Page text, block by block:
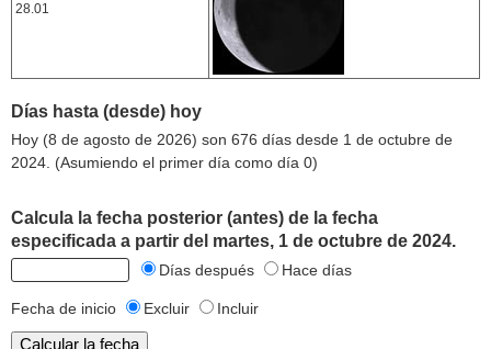
28.01
Días hasta (desde) hoy
Hoy (8 de agosto de 2026) son 676 días desde 1 de octubre de
2024. (Asumiendo el primer día como día 0)
Calcula la fecha posterior (antes) de la fecha
especificada a partir del martes, 1 de octubre de 2024.
Días después Hace días
Fecha de inicio Excluir Incluir